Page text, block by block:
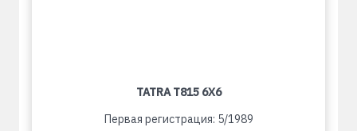
TATRA T815 6X6
Первая регистрация: 5/1989